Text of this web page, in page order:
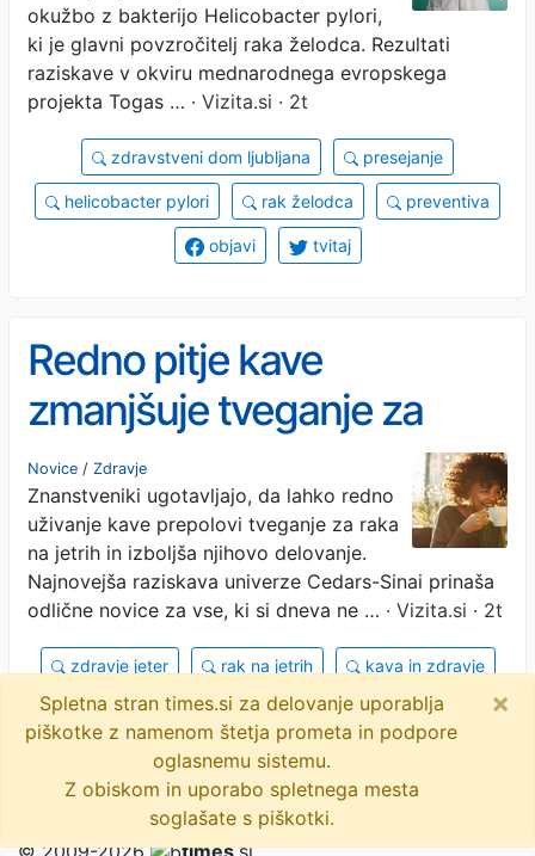
okužbo z bakterijo Helicobacter pylori,
ki je glavni povzročitelj raka želodca. Rezultati
raziskave v okviru mednarodnega evropskega
projekta Togas … · Vizita.si · 2t
zdravstveni dom ljubljana presejanje
helicobacter pylori rak želodca preventiva
objavi tvitaj
Redno pitje kave
zmanjšuje tveganje za
bolezni jeter
Novice / Zdravje
Znanstveniki ugotavljajo, da lahko redno
uživanje kave prepolovi tveganje za raka
na jetrih in izboljša njihovo delovanje.
Najnovejša raziskava univerze Cedars-Sinai prinaša
odlične novice za vse, ki si dneva ne … · Vizita.si · 2t
zdravje jeter rak na jetrih kava in zdravje
ciroza raziskave kofein preventiva
objavi tvitaj
Spletna stran times.si za delovanje uporablja
piškotke z namenom štetja prometa in podpore
oglasnemu sistemu.
Z obiskom in uporabo spletnega mesta
soglašate s piškotki.
×
© 2009-2026 times.si